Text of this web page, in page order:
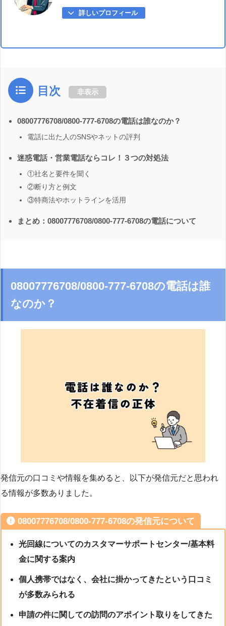
詳しいプロフィール
目次 非表示
08007776708/0800-777-6708の電話は誰なのか？
電話に出た人のSNSやネットの評判
迷惑電話・営業電話ならコレ！３つの対処法
①社名と要件を聞く
②断り方と例文
③特商法やホットラインを活用
まとめ：08007776708/0800-777-6708の電話について
08007776708/0800-777-6708の電話は誰
なのか？
発信元の口コミや情報を集めると、以下が発信元だと思われ
る情報が多数ありました。
08007776708/0800-777-6708の発信元について
光回線についてのカスタマーサポートセンター/基本料
金に関する案内
個人携帯ではなく、会社に掛かってきたという口コミ
が多数みられる
申請の件に関しての訪問のアポイント取りをしてきた